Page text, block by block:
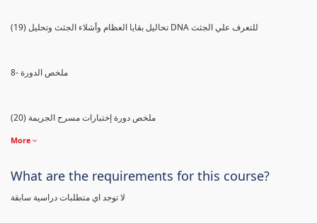
(19) تحاليل بقايا العظام وأشلاء الجثث وتحليل DNA للتعرف علي الجثث
8- ملخص الدورة
(20) ملخص دورة إختبارات مسرح الجريمة
More
What are the requirements for this course?
لا توجد اي متطلبات دراسية سابقة